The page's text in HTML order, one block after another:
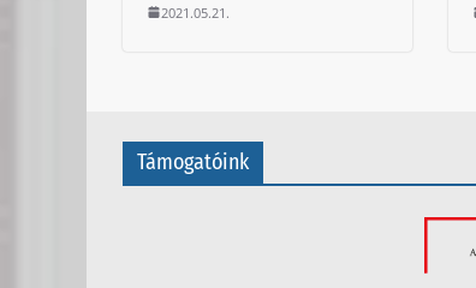
2021.05.21.
Támogatóink